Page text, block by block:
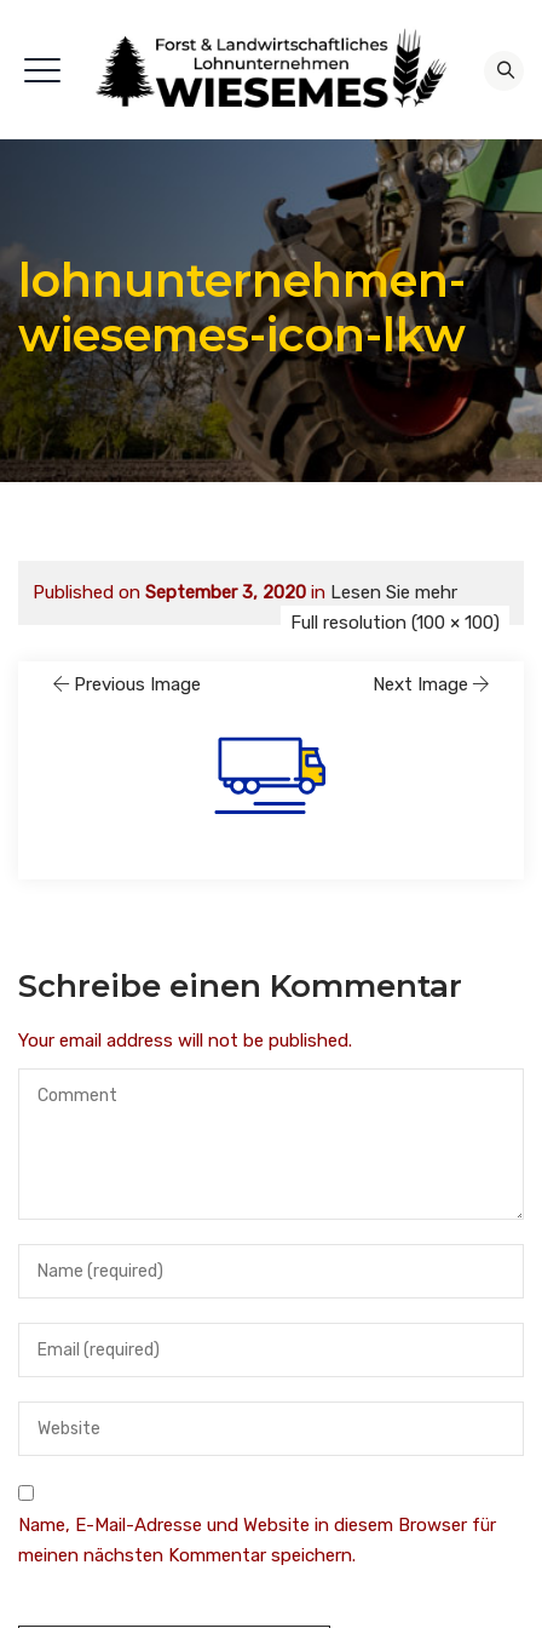
lohnunternehmen-
wiesemes-icon-lkw
Published on September 3, 2020 in Lesen Sie mehr
Full resolution (100 × 100)
Previous Image Next Image
Schreibe einen Kommentar
Your email address will not be published.
Name, E-Mail-Adresse und Website in diesem Browser für
meinen nächsten Kommentar speichern.